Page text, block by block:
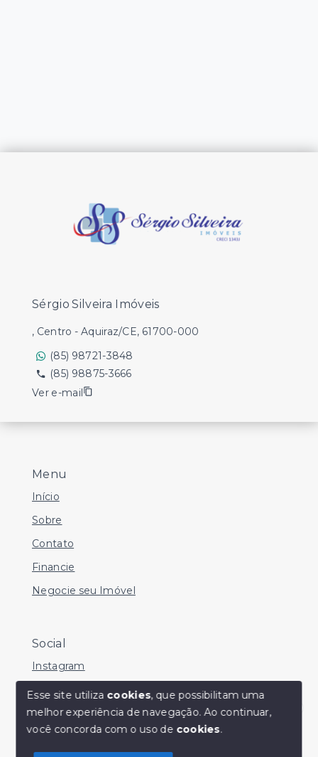
Olá! Estamos disponíveis para te ajudar.
Menu
Início
Sobre
Contato
Financie
Negocie seu Imóvel
Social
Instagram
Facebook
Youtube
Sérgio Silveira Imóveis
, Centro - Aquiraz/CE, 61700-000
(85) 98721-3848
(85) 98875-3666
Ver e-mail
Esse site utiliza cookies, que possibilitam uma
melhor experiência de navegação.Ao continuar,
você concorda com o uso de cookies.